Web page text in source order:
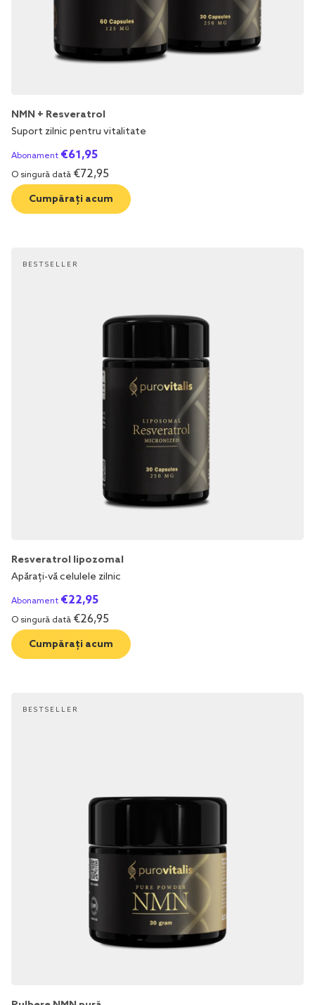
NMN + Resveratrol
Suport zilnic pentru vitalitate
Abonament €61,95
O singură dată €72,95
Cumpărați acum
BESTSELLER
Resveratrol lipozomal
Apărați-vă celulele zilnic
Abonament €22,95
O singură dată €26,95
Cumpărați acum
BESTSELLER